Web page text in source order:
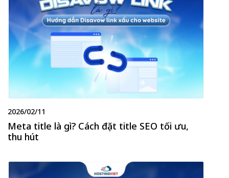
2026/02/11
Meta title là gì? Cách đặt title SEO tối ưu,
thu hút